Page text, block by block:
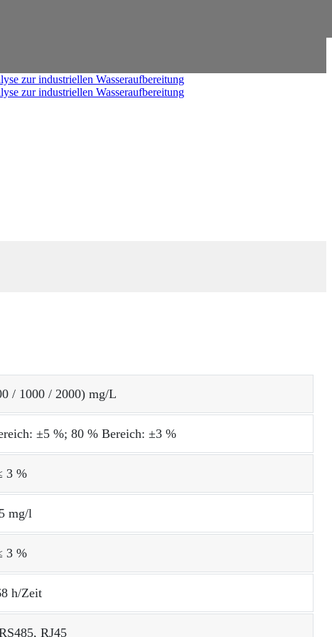
/ 1000 / 2000) mg/L
±5 %; 80 % Bereich: ±3 %
3 %
mg/l
3 %
h/Zeit
RJ45